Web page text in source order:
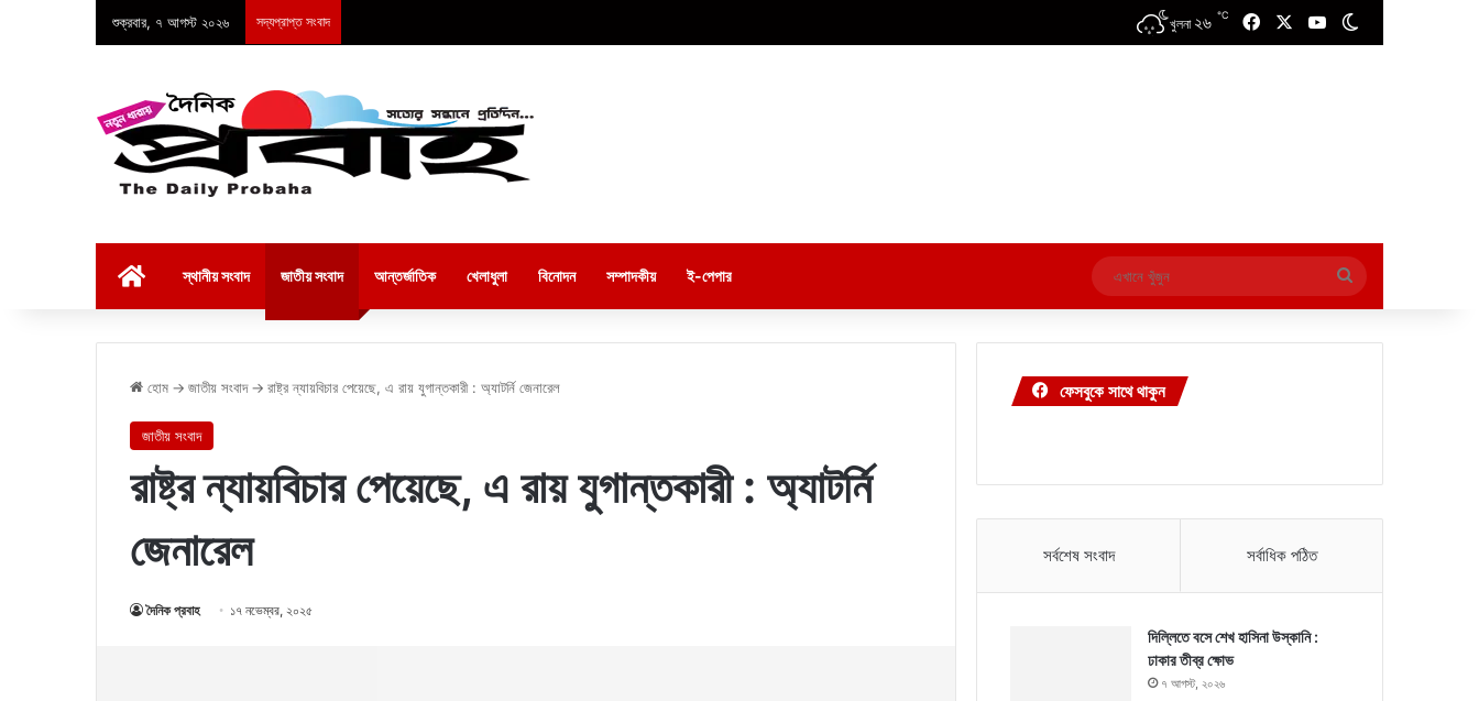
শুক্রবার, ৭ আগস্ট ২০২৬ সদ্যপ্রাপ্ত সংবাদ খুলনা ২৬ ℃ FacebookYouTube
স্থানীয় সংবাদ জাতীয় সংবাদ আন্তর্জাতিক খেলাধুলা বিনোদন সম্পাদকীয় ই-পেপার
এখানে
খুঁজুন
হোম → জাতীয় সংবাদ → রাষ্ট্র ন্যায়বিচার পেয়েছে, এ রায় যুগান্তকারী : অ্যাটর্নি জেনারেল
জাতীয় সংবাদ
রাষ্ট্র ন্যায়বিচার পেয়েছে, এ রায় যুগান্তকারী : অ্যাটর্নি
জেনারেল
দৈনিক প্রবাহ ১৭ নভেম্বর, ২০২৫
ফেসবুকে সাথে থাকুন
সর্বশেষ সংবাদ সর্বাধিক পঠিত
দিল্লিতে বসে শেখ হাসিনা উস্কানি :
ঢাকার তীব্র ক্ষোভ
৭ আগস্ট, ২০২৬